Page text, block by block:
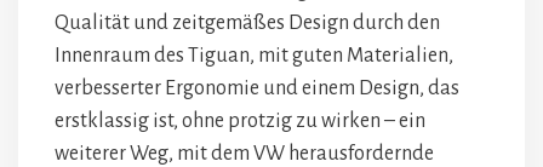
Qualität und zeitgemäßes Design durch den
Innenraum des Tiguan, mit guten Materialien,
verbesserter Ergonomie und einem Design, das
erstklassig ist, ohne protzig zu wirken – ein
weiterer Weg, mit dem VW herausfordernde